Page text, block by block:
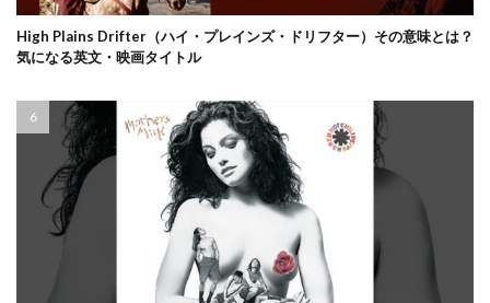
High Plains Drifter（ハイ・プレインズ・ドリフター）その意味とは？
気になる英文・映画タイトル